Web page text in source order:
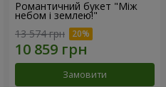
Романтичний букет "Між
небом і землею!"
13 574 грн
Замовити